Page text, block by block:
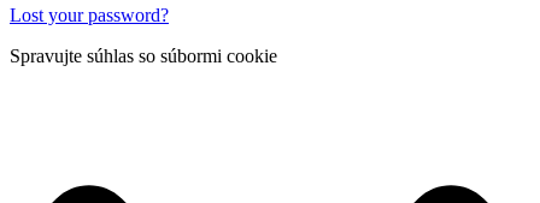
Lost your password?
Spravujte súhlas so súbormi cookie